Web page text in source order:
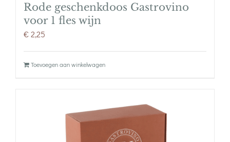
Rode geschenkdoos Gastrovino
voor 1 fles wijn
€2,25
Toevoegen aan winkelwagen